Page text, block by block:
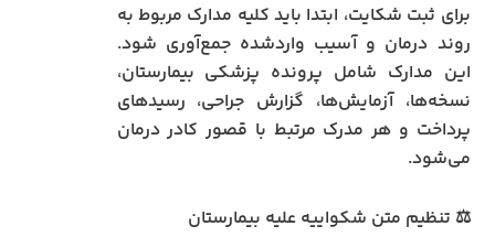
برای ثبت شکایت، ابتدا باید کلیه مدارک مربوط به
روند درمان و آسیب واردشده جمع‌آوری شود.
این مدارک شامل پرونده پزشکی بیمارستان،
نسخه‌ها، آزمایش‌ها، گزارش جراحی، رسیدهای
پرداخت و هر مدرک مرتبط با قصور کادر درمان
می‌شود.
⚖️ تنظیم متن شکواییه علیه بیمارستان